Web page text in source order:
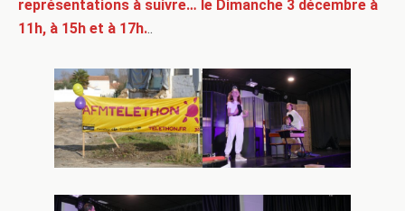
représentations à suivre… le Dimanche 3 décembre à
11h, à 15h et à 17h...